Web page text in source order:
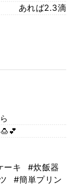
あれば2.3滴
ーキ
#炊飯器
#簡単プリン